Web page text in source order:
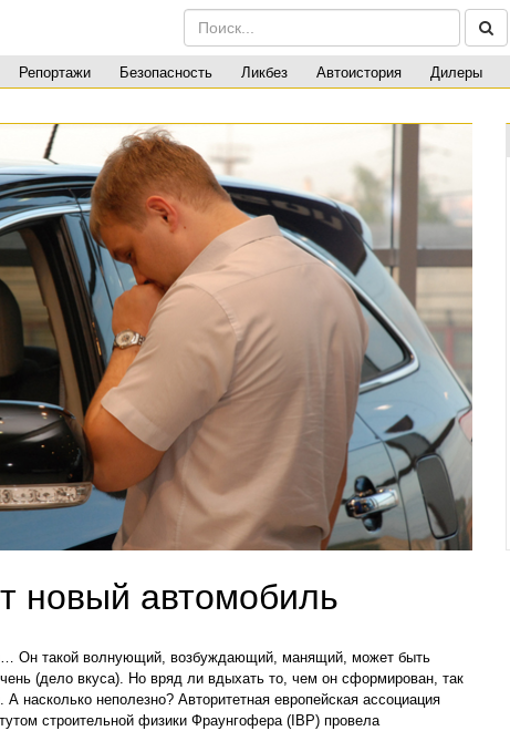
Репортажи Безопасность Ликбез Автоистория Дилеры
новый автомобиль
Он такой волнующий, возбуждающий, манящий, может быть
(дело вкуса). Но вряд ли вдыхать то, чем он сформирован, так
насколько неполезно? Авторитетная европейская ассоциация
строительной физики Фраунгофера (IBP) провела